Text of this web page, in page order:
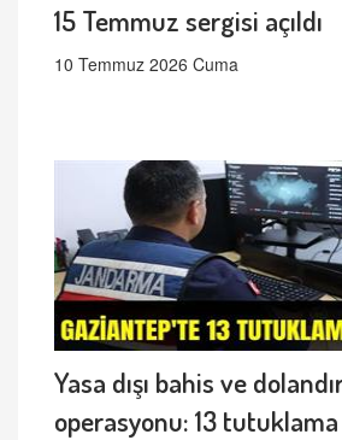
15 Temmuz sergisi açıldı
10 Temmuz 2026 Cuma
Yasa dışı bahis ve
operasyonu: 13 tutuklama